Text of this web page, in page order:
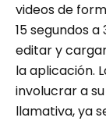
videos de
15 segundos
editar y
la aplicación.
involucrar a
llamativa, ya